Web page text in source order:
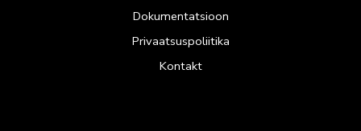
Dokumentatsioon
Privaatsuspoliitika
Kontakt